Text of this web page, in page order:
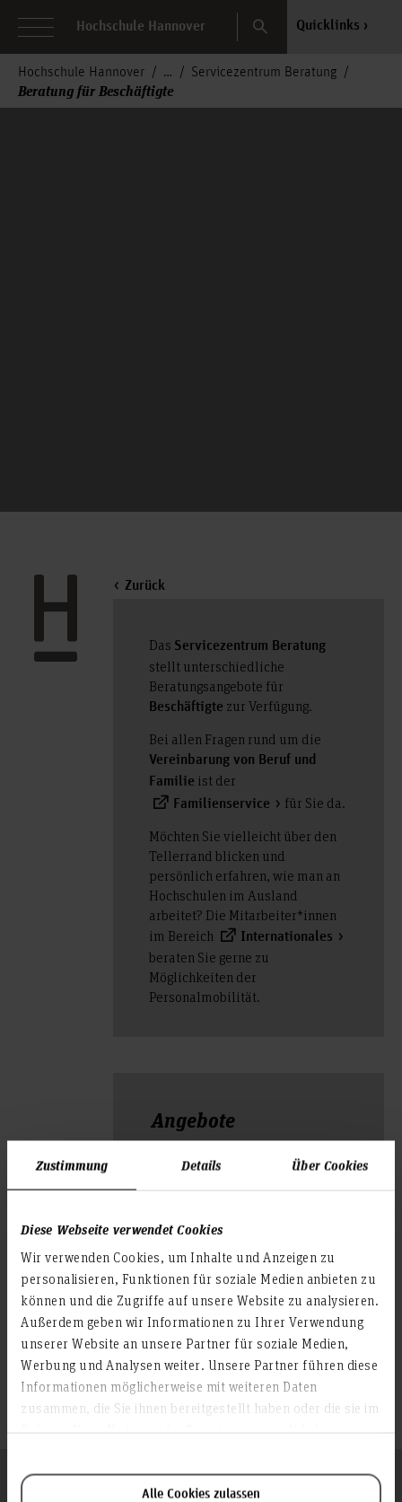
Zustimmung Details Über Cookies
Diese Webseite verwendet Cookies
Wir verwenden Cookies, um Inhalte und Anzeigen zu
personalisieren, Funktionen für soziale Medien anbieten zu
können und die Zugriffe auf unsere Website zu analysieren.
Außerdem geben wir Informationen zu Ihrer Verwendung
unserer Website an unsere Partner für soziale Medien,
Werbung und Analysen weiter. Unsere Partner führen diese
Informationen möglicherweise mit weiteren Daten
zusammen, die Sie ihnen bereitgestellt haben oder die sie im
Alle Cookies zulassen
Hochschule Hannover Search Quicklinks
Hochschule Hannover Servicezentrum Beratung
Beratung für Beschäftigte
Zurück
Das Servicezentrum Beratung
stellt unterschiedliche
Beratungsangebote für
Beschäftigte zur Verfügung.
Bei allen Fragen rund um die
Vereinbarung von Beruf und
Familie ist der
Familienservice
für Sie da.
Möchten Sie vielleicht über den
Tellerrand blicken und
persönlich erfahren, wie man an
Hochschulen im Ausland
arbeitet? Die Mitarbeiter*innen
im Bereich
Internationales
beraten Sie gerne zu
Möglichkeiten der
Personalmobilität.
Angebote
Studienberatung
Servicebüro
Beeinträchtigung und
Studium
Schwerbehindertenvertretung
(SBV)
Kontakt
Zum Seitenanfang
Folgen Sie uns